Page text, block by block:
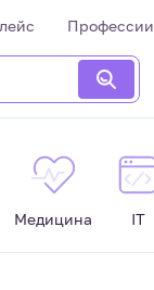
Профессии
Медицина IT